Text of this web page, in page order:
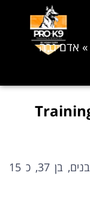
» אדם גרה
כלבן, מאלף כלבים ומכשיר מאלפים וכלבנים, בן 37, כ 15